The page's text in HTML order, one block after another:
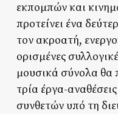
εκπομπών και
προτείνει ένα
τον ακροατή,
ορισμένες
μουσικά σύνολα θα
τρία έργα-
συνθετών υπό τη